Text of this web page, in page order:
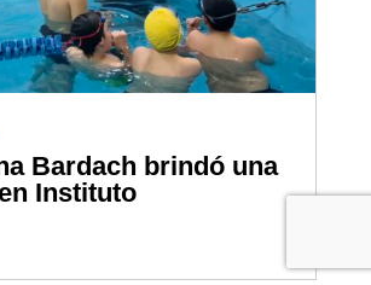
Bardach brindó una
Instituto